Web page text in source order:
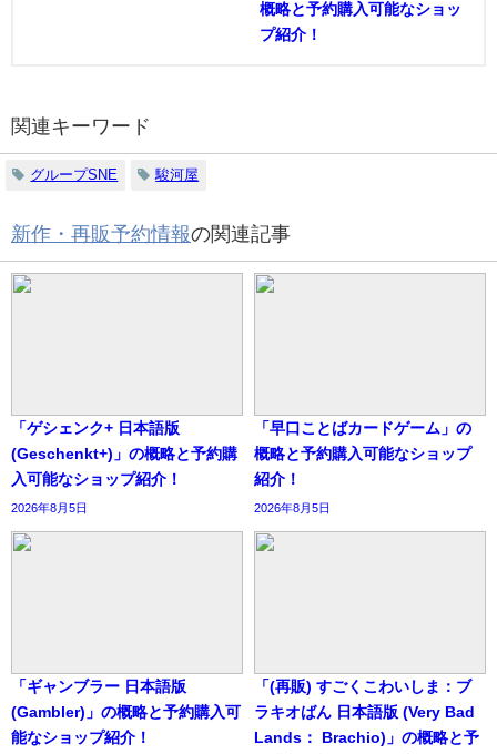
概略と予約購入可能なショッ
プ紹介！
関連キーワード
グループSNE 駿河屋
新作・再販予約情報の関連記事
「ゲシェンク+ 日本語版
(Geschenkt+)」の概略と予約購
入可能なショップ紹介！
2026年8月5日
「早口ことばカードゲーム」の
概略と予約購入可能なショップ
紹介！
2026年8月5日
「ギャンブラー 日本語版
(Gambler)」の概略と予約購入可
能なショップ紹介！
「(再販) すごくこわいしま：ブ
ラキオばん 日本語版 (Very Bad
Lands： Brachio)」の概略と予